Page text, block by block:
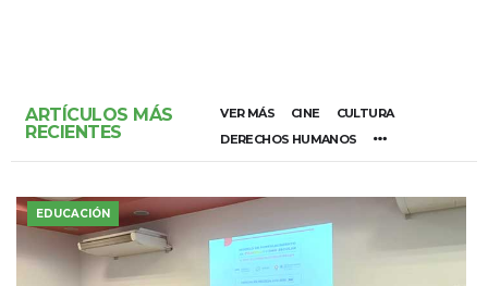
ARTÍCULOS MÁS
RECIENTES
VER MÁS CINE
CULTURA
DERECHOS HUMANOS
EDUCACIÓN